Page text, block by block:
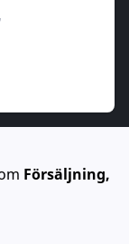
Försäljning,